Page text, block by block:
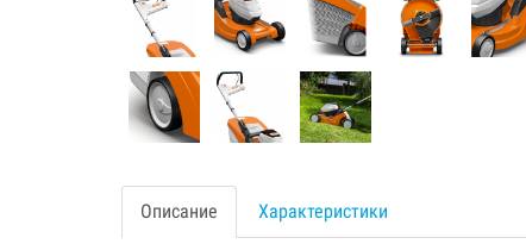
Описание Характеристики